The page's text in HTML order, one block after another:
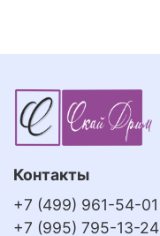
Контакты
+7 (499) 961-54-01
+7 (995) 795-13-24